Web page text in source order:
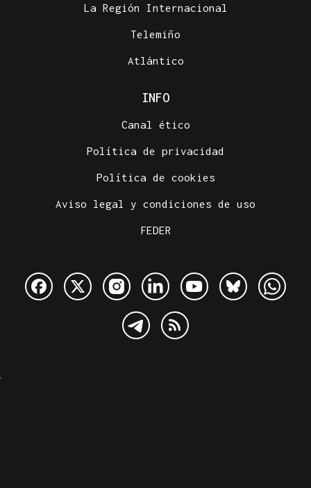
La Región Internacional
Telemiño
Atlántico
INFO
Canal ético
Política de privacidad
Política de cookies
Aviso legal y condiciones de uso
FEDER